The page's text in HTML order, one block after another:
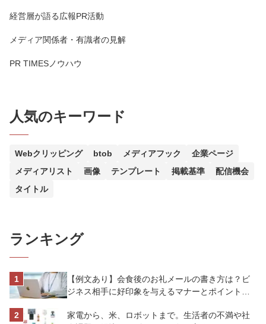
経営層が語る広報PR活動
メディア関係者・有識者の見解
PR TIMESノウハウ
人気のキーワード
Webクリッピング btob メディアフック
企業ページ
メディアリスト
画像 テンプレート 掲載基準
配信機会
タイトル
ランキング
【例文あり】会食後のお礼メールの書き方は？ビ
ジネス相手に好印象を与えるマナーとポイントを
家電から、米、ロボットまで。生活者の不満や社